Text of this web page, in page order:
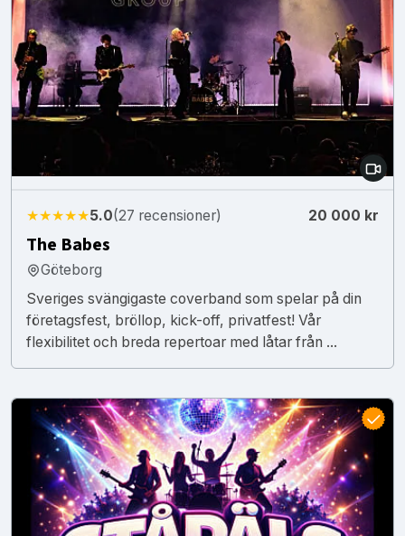
★★★★★5.0(27 recensioner) 20 000 kr
The Babes
Göteborg
Sveriges svängigaste coverband som spelar på din
företagsfest, bröllop, kick-off, privatfest! Vår
flexibilitet och breda repertoar med låtar från ...